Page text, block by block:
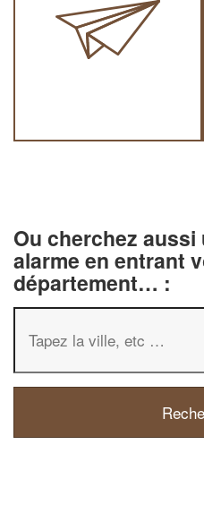
Ou cherchez
alarme en entrant
département… :